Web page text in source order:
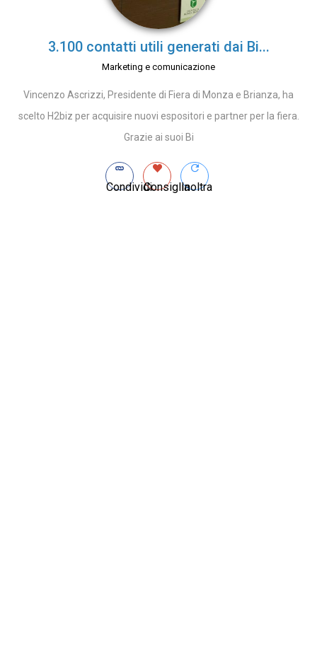
3.100 contatti utili generati dai Bi...
Marketing e comunicazione
Vincenzo Ascrizzi, Presidente di Fiera di Monza e Brianza, ha
scelto H2biz per acquisire nuovi espositori e partner per la fiera.
Grazie ai suoi Bi
CondividiConsigliaInoltra